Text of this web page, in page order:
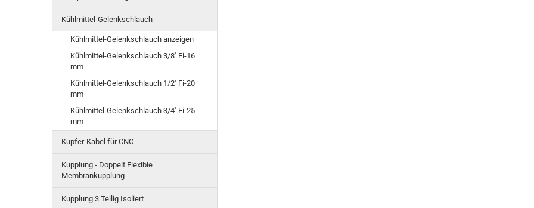
Kühlmittel-Gelenkschlauch
Kühlmittel-Gelenkschlauch anzeigen
Kühlmittel-Gelenkschlauch 3/8'' Fi-16
mm
Kühlmittel-Gelenkschlauch 1/2'' Fi-20
mm
Kühlmittel-Gelenkschlauch 3/4'' Fi-25
mm
Kupfer-Kabel für CNC
Kupplung - Doppelt Flexible
Membrankupplung
Kupplung 3 Teilig Isoliert